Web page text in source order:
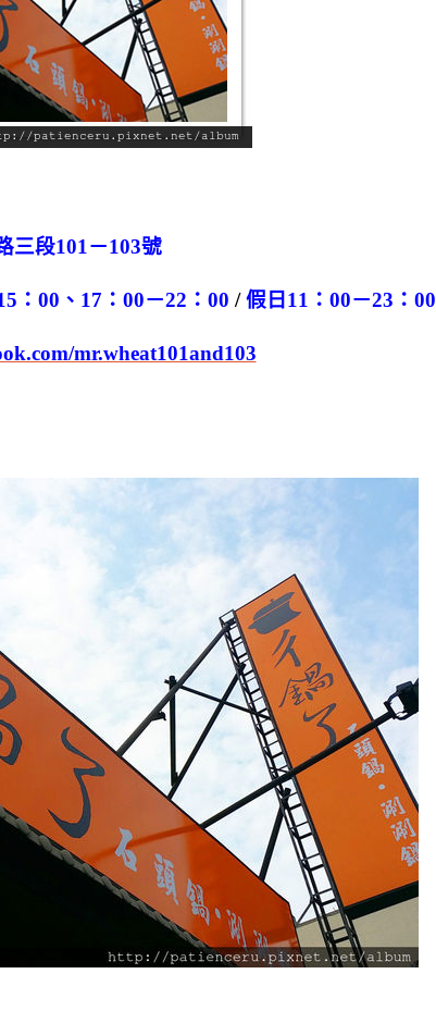
三段101－103號
：00、17：00－22：00 /假日11：00－23：00
mr.wheat101and103